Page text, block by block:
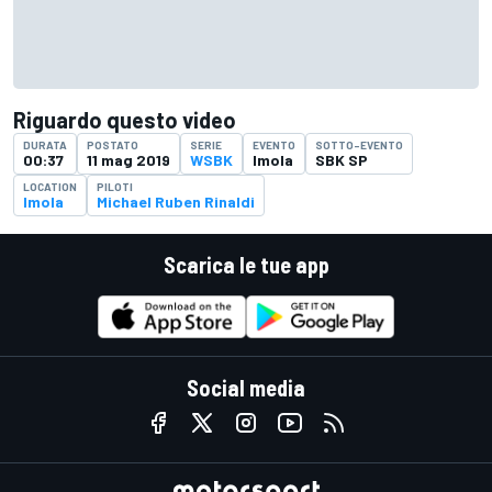
Riguardo questo video
DURATA
00:37
POSTATO
11 mag 2019
SERIE
WSBK
EVENTO
Imola
SOTTO-EVENTO
SBK SP
LOCATION
Imola
PILOTI
Michael Ruben Rinaldi
Scarica le tue app
Social media